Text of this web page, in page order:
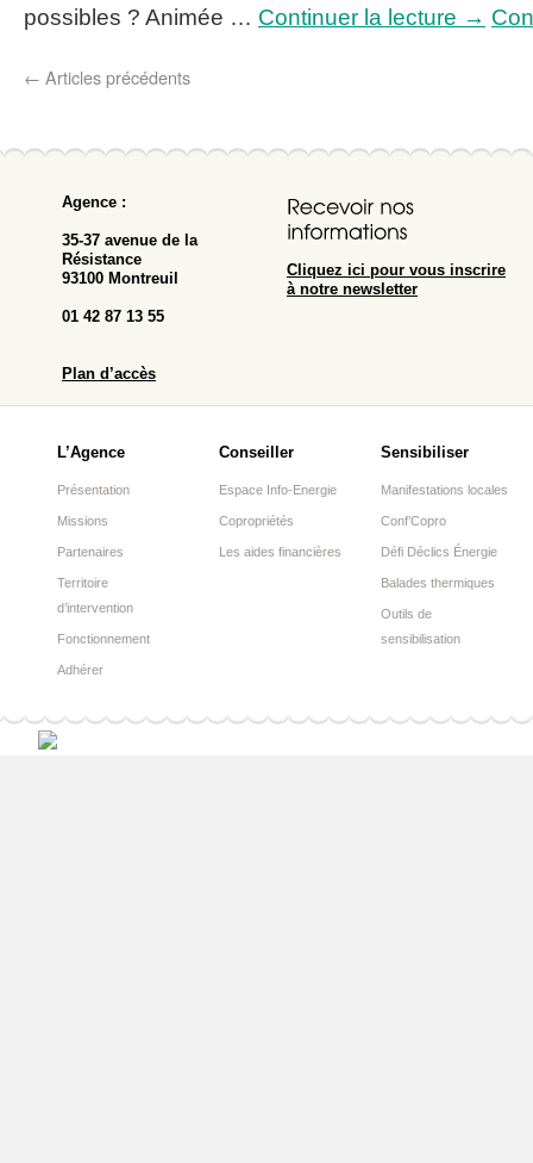
possibles ? Animée … Continuer la lecture →
← Articles précédents
Agence :
35-37 avenue de la
Résistance
93100 Montreuil
01 42 87 13 55
Plan d’accès
Cliquez ici pour vous inscrire
à notre newsletter
L’Agence
Présentation
Missions
Partenaires
Territoire
d’intervention
Fonctionnement
Adhérer
Conseiller
Espace Info-Energie
Copropriétés
Les aides financières
Sensibiliser
Manifestations locales
Conf’Copro
Défi Déclics Énergie
Balades thermiques
Outils de
sensibilisation